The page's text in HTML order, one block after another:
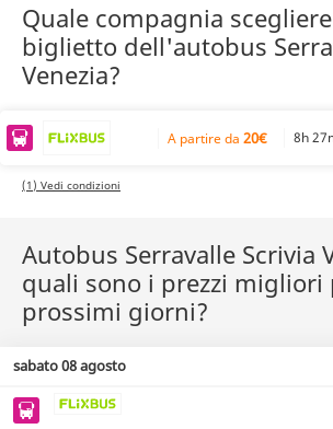
Quale compagnia
biglietto dell'autobus
Venezia?
A partire da 20€ 8h
(1) Vedi condizioni
Autobus Serravalle Scrivia
quali sono i prezzi migliori
prossimi giorni?
sabato 08 agosto